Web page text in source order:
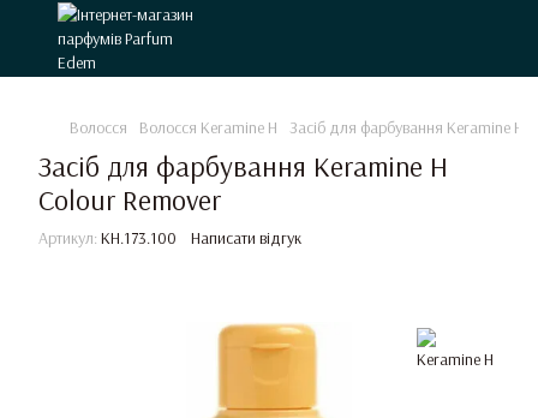
Волосся Волосся Keramine H Засіб для фарбування Keramine H
Засіб для фарбування Keramine H
Colour Remover
Артикул: KH.173.100 Написати відгук